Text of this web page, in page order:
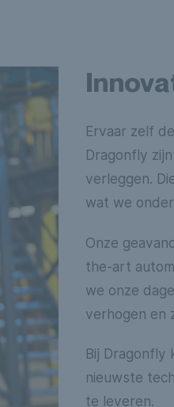
Ervaar zelf
Dragonfly
verleggen.
wat we
Onze
the-art
we onze
verhogen en
Bij Dragonfly
nieuwste
te leveren.